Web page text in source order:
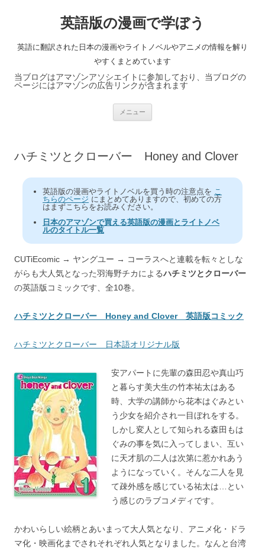
英語版の漫画で学ぼう
英語に翻訳された日本の漫画やライトノベルやアニメの情報を解り
やすくまとめています
当ブログはアマゾンアソシエイトに参加しており、当ブログの
ページにはアマゾンの広告リンクが含まれます
メニュー
ス
ハチミツとクローバー Honey and Clover
英語版の漫画やライトノベルを買う時の注意点を こ
ちらのページ にまとめてありますので、初めての方
はまずこちらをお読みください。
日本のアマゾンで買える英語版の漫画とライトノベ
ルのタイトル一覧
CUTiEcomic → ヤングユー → コーラスへと連載を転々としな
がらも大人気となった羽海野チカによるハチミツとクローバー
の英語版コミックです、全10巻。
ハチミツとクローバー Honey and Clover 英語版コミック
ハチミツとクローバー 日本語オリジナル版
安アパートに先輩の森田忍や真山巧
と暮らす美大生の竹本祐太はある
時、大学の講師から花本はぐみとい
う少女を紹介され一目ぼれをする。
しかし変人として知られる森田もは
ぐみの事を気に入ってしまい、互い
に天才肌の二人は次第に惹かれあう
ようになっていく。そんな二人を見
て疎外感を感じている祐太は…とい
う感じのラブコメディです。
かわいらしい絵柄とあいまって大人気となり、アニメ化・ドラ
マ化・映画化までされそれぞれ人気となりました。なんと台湾